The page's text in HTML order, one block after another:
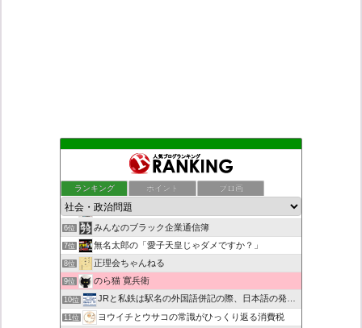
ランキング ポイント ブロ画
もえるあじあ
死神タカ位置サナエのオイルショックドクトリン憲法改悪計画！
恥を知れ、恥を
5位 ダリチョコ dalichoko
6位 みんなのブラック企業通信簿
7位 無名太郎の「愛子天皇じゃダメですか？」
8位 正理会ちゃんねる
9位 のら猫 寛兵衛
10位 JRと私鉄は駅名の外国語併記の際、日本語の発音/…
11位 ヨウイチとウサコの常識がひっくり返る消費税